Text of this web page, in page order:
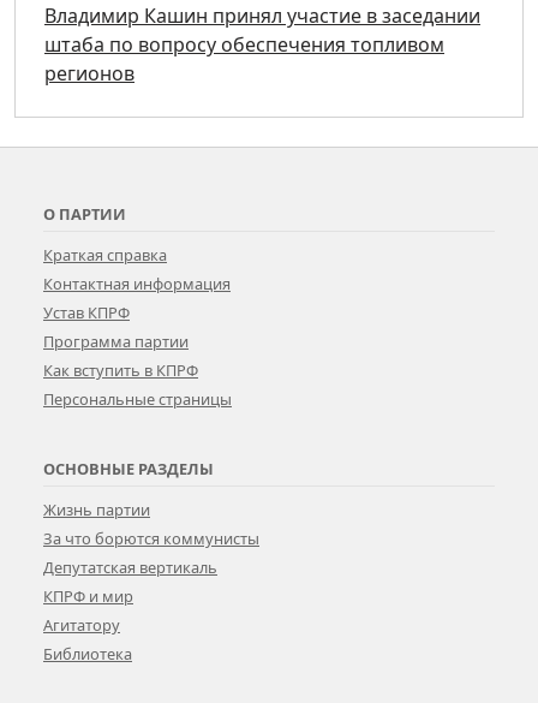
Владимир Кашин принял участие в заседании
штаба по вопросу обеспечения топливом
регионов
О ПАРТИИ
Краткая справка
Контактная информация
Устав КПРФ
Программа партии
Как вступить в КПРФ
Персональные страницы
ОСНОВНЫЕ РАЗДЕЛЫ
Жизнь партии
За что борются коммунисты
Депутатская вертикаль
КПРФ и мир
Агитатору
Библиотека